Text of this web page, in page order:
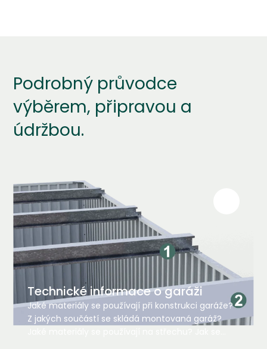
Podrobný průvodce
výběrem, připravou a
údržbou.
Technické informace o garáži
Jaké materiály se používají při konstrukci garáže?
Z jakých součástí se skládá montovaná garáž?